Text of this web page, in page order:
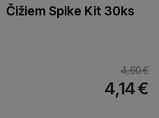
Čižiem Spike Kit 30ks
4,60€
4,14€